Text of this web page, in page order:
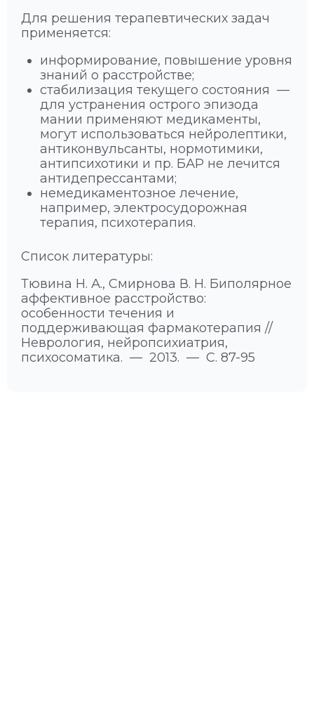
Для решения терапевтических задач
применяется:
информирование, повышение уровня
знаний о расстройстве;
стабилизация текущего состояния —
для устранения острого эпизода
мании применяют медикаменты,
могут использоваться нейролептики,
антиконвульсанты, нормотимики,
антипсихотики и пр. БАР не лечится
антидепрессантами;
немедикаментозное лечение,
например, электросудорожная
терапия, психотерапия.
Список литературы:
Тювина Н. А., Смирнова В. Н. Биполярное
аффективное расстройство:
особенности течения и
поддерживающая фармакотерапия //
Неврология, нейропсихиатрия,
психосоматика. — 2013. — С. 87-95